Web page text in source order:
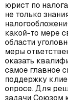
юрист по
не только
какой-то мере
области
меры
оказать
самое главное
поддержку
опросе. Для
задачи Союзом